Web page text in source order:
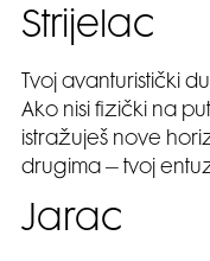
Strijelac
Tvoj avanturistički
Ako nisi fizički na
istražuješ nove
drugima – tvoj
Jarac